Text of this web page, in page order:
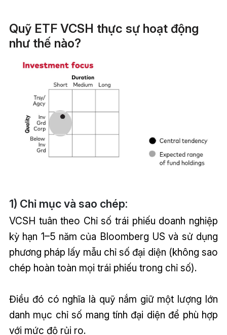
Quỹ ETF VCSH thực sự hoạt động
như thế nào?
1) Chỉ mục và sao chép:
VCSH tuân theo Chỉ số trái phiếu doanh nghiệp
kỳ hạn 1–5 năm của Bloomberg US và sử dụng
phương pháp lấy mẫu chỉ số đại diện (không sao
chép hoàn toàn mọi trái phiếu trong chỉ số).
Điều đó có nghĩa là quỹ nắm giữ một lượng lớn
danh mục chỉ số mang tính đại diện để phù hợp
với mức độ rủi ro.